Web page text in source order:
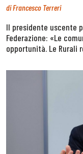
diFrancesco Terreri
Il presidente uscente
Federazione: «Le
opportunità. Le Rurali